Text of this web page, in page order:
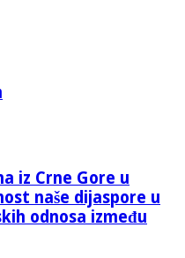
iz Crne Gore u
naše dijaspore u
odnosa između